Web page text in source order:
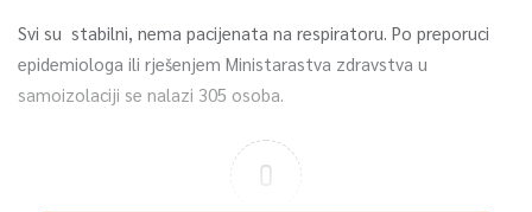
Svi su stabilni, nema pacijenata na respiratoru. Po preporuci
epidemiologa ili rješenjem Ministarastva zdravstva u
samoizolaciji se nalazi 305 osoba.
0